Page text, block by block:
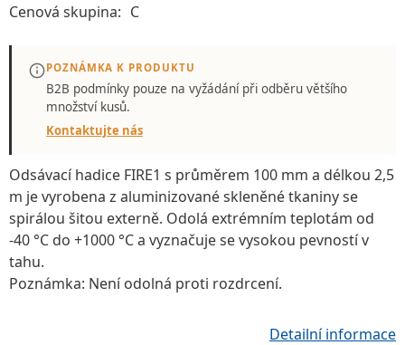
Odsávací hadice FIRE1 s průměrem 100 mm a délkou 2,5
m je vyrobena z aluminizované skleněné tkaninyse
spirálou šitou externě. Odolá extrémním teplotám od
-40 °C do +1000 °Ca vyznačuje se vysokou pevností v
tahu.
Poznámka: Není odolná proti rozdrcení.
Detailní informace
Cenová skupina: C
POZNÁMKA K PRODUKTU
B2B podmínky pouze na vyžádánípři odběru většího
množství kusů.
Kontaktujte nás